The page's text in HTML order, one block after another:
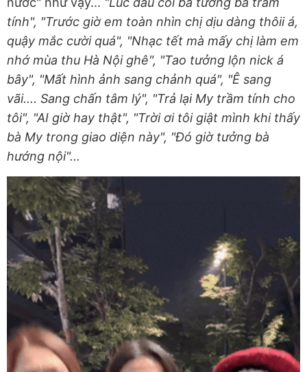
tính", "Trước giờ em toàn nhìn chị dịu dàng thôii á,
quậy mắc cười quá", "Nhạc tết mà mấy chị làm em
nhớ mùa thu Hà Nội ghê", "Tao tưởng lộn nick á
bây", "Mất hình ảnh sang chảnh quá", "Ê sang
vãi.... Sang chấn tâm lý", "Trả lại My trầm tính cho
tôi", "AI giờ hay thật", "Trời ơi tôi giật mình khi thấy
bà My trong giao diện này", "Đó giờ tưởng bà
hướng nội"...